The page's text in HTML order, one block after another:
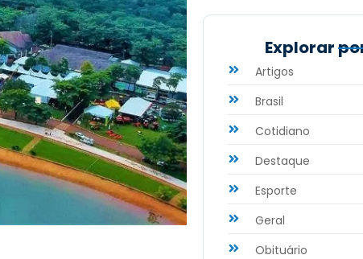
Explorar
Artigos
Brasil
Cotidiano
Destaque
Esporte
Geral
Obituário